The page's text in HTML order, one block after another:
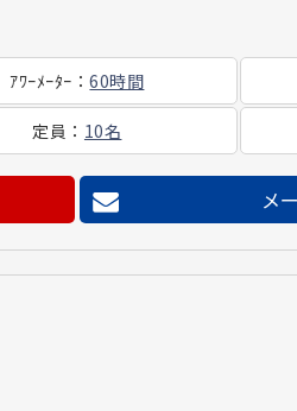
ｱﾜｰﾒｰﾀｰ ：60時間
定員 ： 10名
メ